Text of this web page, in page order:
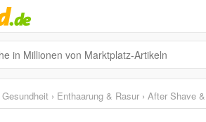
› Enthaarung & Rasur › After Shave